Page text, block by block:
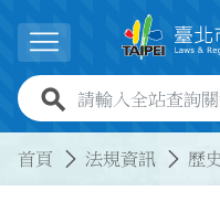
展開選單
全站查詢關鍵字欄
首頁 法規資訊 歷